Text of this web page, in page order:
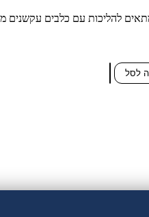
להליכות עם כלבים עקשנים
לסל